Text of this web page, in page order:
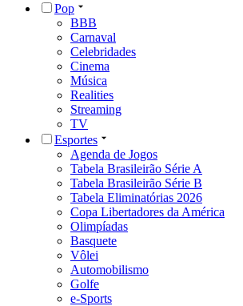
Pop
BBB
Carnaval
Celebridades
Cinema
Música
Realities
Streaming
TV
Esportes
Agenda de Jogos
Tabela Brasileirão Série A
Tabela Brasileirão Série B
Tabela Eliminatórias 2026
Copa Libertadores da América
Olimpíadas
Basquete
Vôlei
Automobilismo
Golfe
e-Sports